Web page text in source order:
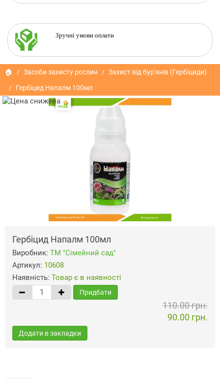
Зручні умови оплати
🏠 Засоби захисту рослин
Захист від бур'янів (Гербіциди)
Гербіцид Напалм 100мл
Гербіцид Напалм 100мл
Виробник: ТМ "Сімейний сад"
Артикул: 10608
Наявність: Товар є в наявності
Придбати
110.00 грн.
90.00 грн.
Додати в закладки